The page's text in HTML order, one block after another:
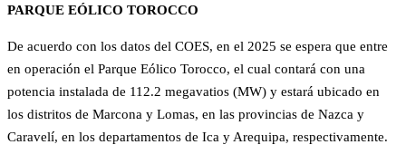
PARQUE EÓLICO TOROCCO
De acuerdo con los datos del COES, en el 2025 se espera que entre
en operación el Parque Eólico Torocco, el cual contará con una
potencia instalada de 112.2 megavatios (MW) y estará ubicado en
los distritos de Marcona y Lomas, en las provincias de Nazca y
Caravelí, en los departamentos de Ica y Arequipa, respectivamente.